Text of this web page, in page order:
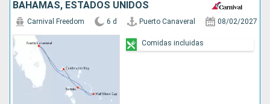
BAHAMAS, ESTADOS UNIDOS
Carnival Freedom 6 d Puerto Canaveral 08/02/2027
Comidas incluidas